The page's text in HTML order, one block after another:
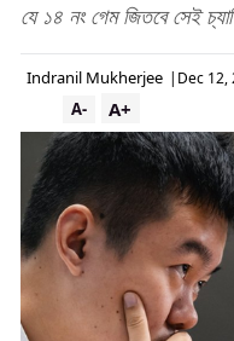
যে ১৪ নং গেম জিতবে সেই
Indranil Mukherjee | Dec 12,
A+
A-